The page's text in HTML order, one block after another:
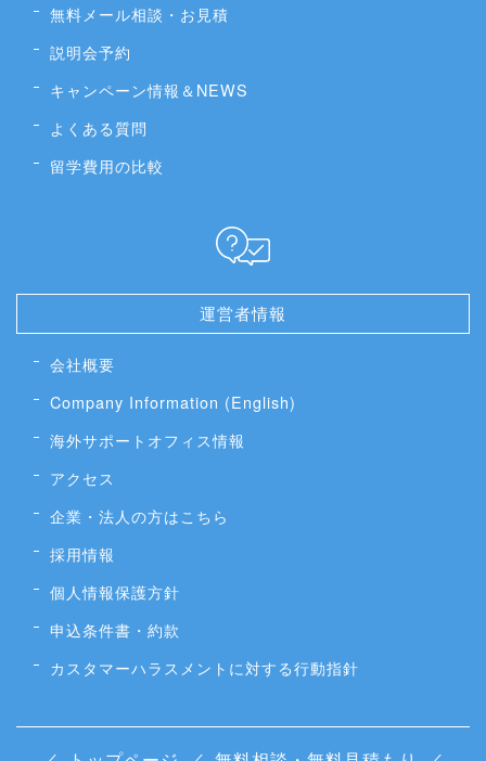
無料メール相談・お見積
説明会予約
キャンペーン情報＆NEWS
よくある質問
留学費用の比較
運営者情報
会社概要
Company Information (English)
海外サポートオフィス情報
アクセス
企業・法人の方はこちら
採用情報
個人情報保護方針
申込条件書・約款
カスタマーハラスメントに対する行動指針